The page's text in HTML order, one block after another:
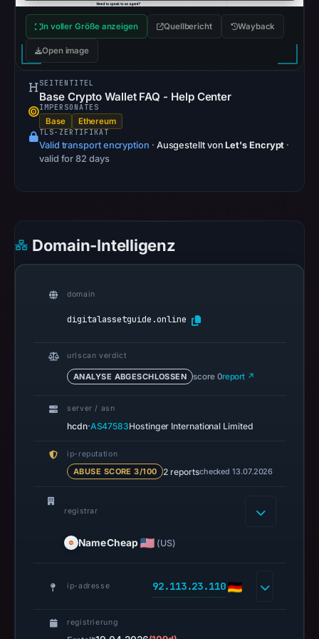
no
flag
on
2026
UTC.
0
community
pulse
19,
16:54
DBL
no
Jul
In voller Größe anzeigen Quellbericht Wayback
Open image
SEITENTITEL
Base Crypto Wallet FAQ - Help Center
IMPERSONATES
Base Ethereum
TLS-ZERTIFIKAT
Valid transport encryption · Ausgestellt vonLet's Encrypt ·
valid for 82 days
Domain-Intelligenz
domain
digitalassetguide.online
urlscan verdict
ANALYSE ABGESCHLOSSEN score 0report ↗
server / asn
hcdn·AS47583Hostinger International Limited
ip-reputation
ABUSE SCORE 3/100 2 reportschecked 13.07.2026
registrar
NameCheap (US)
ip-adresse 92.113.23.110
registrierung